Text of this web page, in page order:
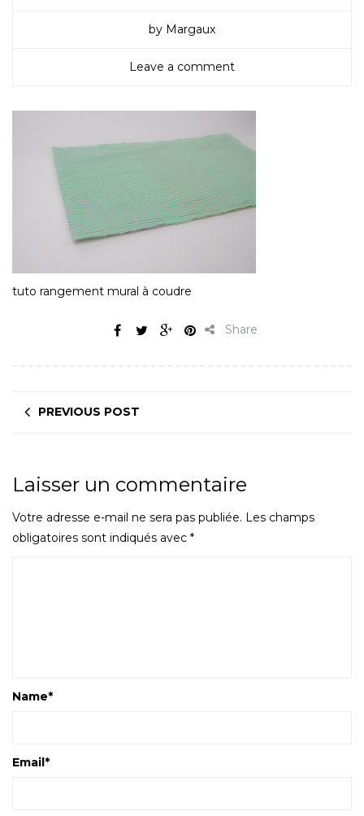
by Margaux
Leave a comment
tuto rangement mural à coudre
Share
PREVIOUS POST
Laisser un commentaire
Votre adresse e-mail ne sera pas publiée. Les champs
obligatoires sont indiqués avec *
Name*
Email*